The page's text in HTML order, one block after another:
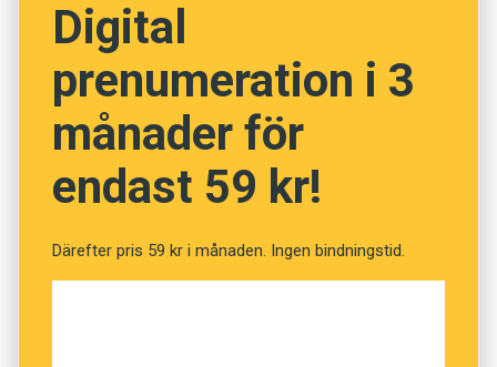
bensinmacksägare som öppnade två
Essostationer på samma plats som kung Gustaf
V kört av vägen en höstdag 1946. Det blev
senare namn för hela området.
Digital
prenumeration i 3
månader för
endast 59 kr!
Därefter pris 59 kr i månaden. Ingen bindningstid.